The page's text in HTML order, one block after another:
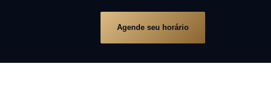
Agende seu horário